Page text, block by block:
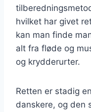
hvilket har givet
kan man finde
alt fra fløde og
og krydderurter.
Retten er stadig
danskere, og den